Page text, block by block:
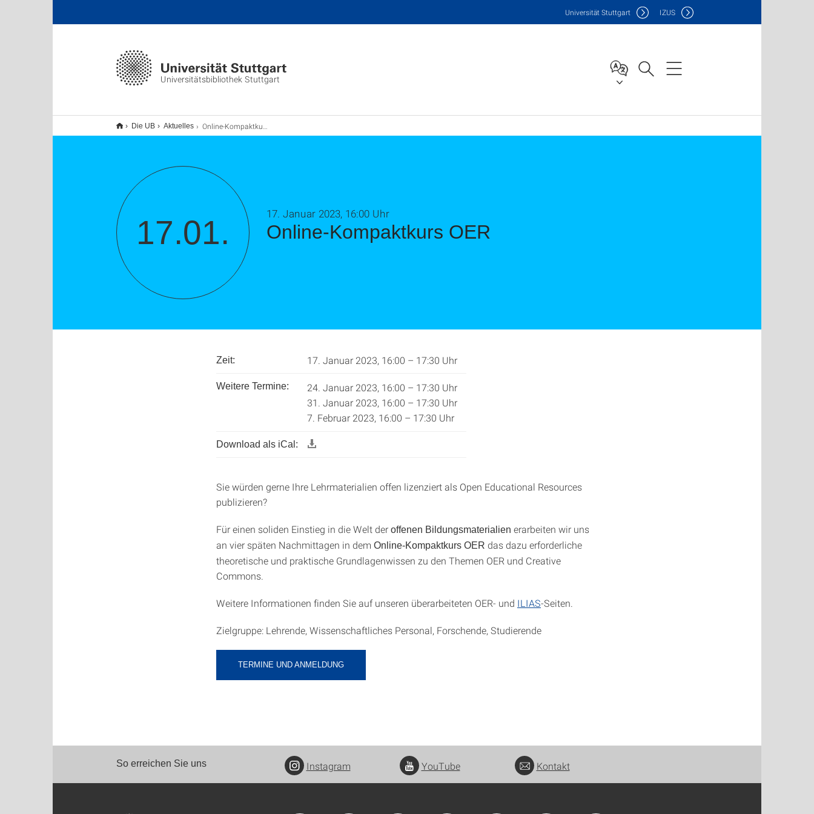
Universitätsbibliothek Stuttgart
Universität Stuttgart IZUS
Die UB Aktuelles Online-Kompaktkurs OER
17.01. Online-Kompaktkurs OER
17. Januar 2023, 16:00 Uhr
Zeit: 17. Januar 2023, 16:00 – 17:30 Uhr
Weitere Termine:
24. Januar 2023, 16:00 – 17:30 Uhr
31. Januar 2023, 16:00 – 17:30 Uhr
7. Februar 2023, 16:00 – 17:30 Uhr
Download als iCal:
Sie würden gerne Ihre Lehrmaterialien offen lizenziert als Open Educational Resources
publizieren?
Für einen soliden Einstieg in die Welt der offenen Bildungsmaterialien erarbeiten wir uns
an vier späten Nachmittagen in dem Online-Kompaktkurs OER das dazu erforderliche
theoretische und praktische Grundlagenwissen zu den Themen OER und Creative
Commons.
Weitere Informationen finden Sie auf unseren überarbeiteten OER- und ILIAS-Seiten.
Zielgruppe: Lehrende, Wissenschaftliches Personal, Forschende, Studierende
TERMINE UND ANMELDUNG
So erreichen Sie uns Instagram YouTube Kontakt